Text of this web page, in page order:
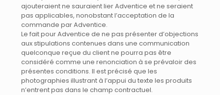
ajouteraient ne sauraient lier Adventice et ne seraient
pas applicables, nonobstant l’acceptation de la
commande par Adventice.
Le fait pour Adventice de ne pas présenter d’objections
aux stipulations contenues dans une communication
quelconque reçue du client ne pourra pas être
considéré comme une renonciation à se prévaloir des
présentes conditions. Il est précisé que les
photographies illustrant à l’appui du texte les produits
n’entrent pas dans le champ contractuel.